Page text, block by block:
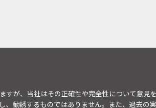
が、当社はその正確性や完全性について意見
勧誘するものではありません。また、過去の実